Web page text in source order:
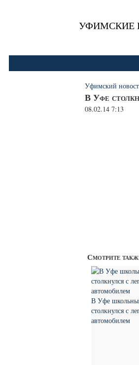
УФИМСКИЕ
Уфимский
В Уфе
08.02.14 7:13
Смотрите
В Уфе
столкнулся с
автомобилем